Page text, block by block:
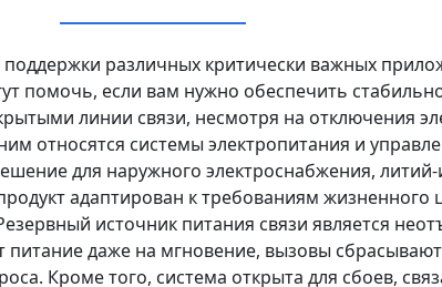
поддержки различных критически важных
помочь, если вам нужно обеспечить
линии связи, несмотря на отключения
относятся системы электропитания и
для наружного электроснабжения,
адаптирован к требованиям жизненного
источник питания связи является
питание даже на мгновение, вызовы
Кроме того, система открыта для сбоев,